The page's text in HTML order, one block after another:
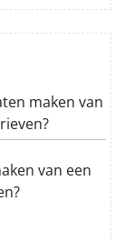
maken van
van een